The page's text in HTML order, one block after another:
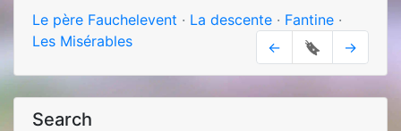
Le père Fauchelevent · La descente · Fantine ·
Les Misérables
← 🔖 →
Search